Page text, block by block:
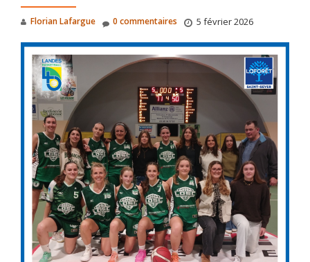
Florian Lafargue 5 février 2026
0 commentaires